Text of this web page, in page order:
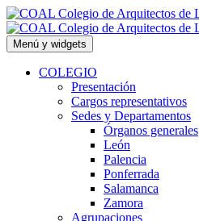
Saltar
al
contenido
Menú y widgets
COLEGIO
Presentación
Cargos representativos
Sedes y Departamentos
Órganos generales
León
Palencia
Ponferrada
Salamanca
Zamora
Agrupaciones